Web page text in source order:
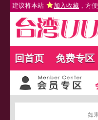
建议将本站 加入收藏 ，方
回首页 免费专区
如